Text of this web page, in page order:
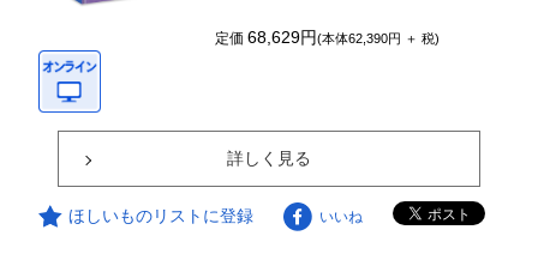
定価68,629円(本体62,390円 ＋ 税)
詳しく見る
ほしいものリストに登録 いいね